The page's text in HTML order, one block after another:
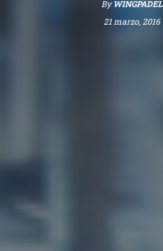
ByWINGPADEL
21 marzo, 2016